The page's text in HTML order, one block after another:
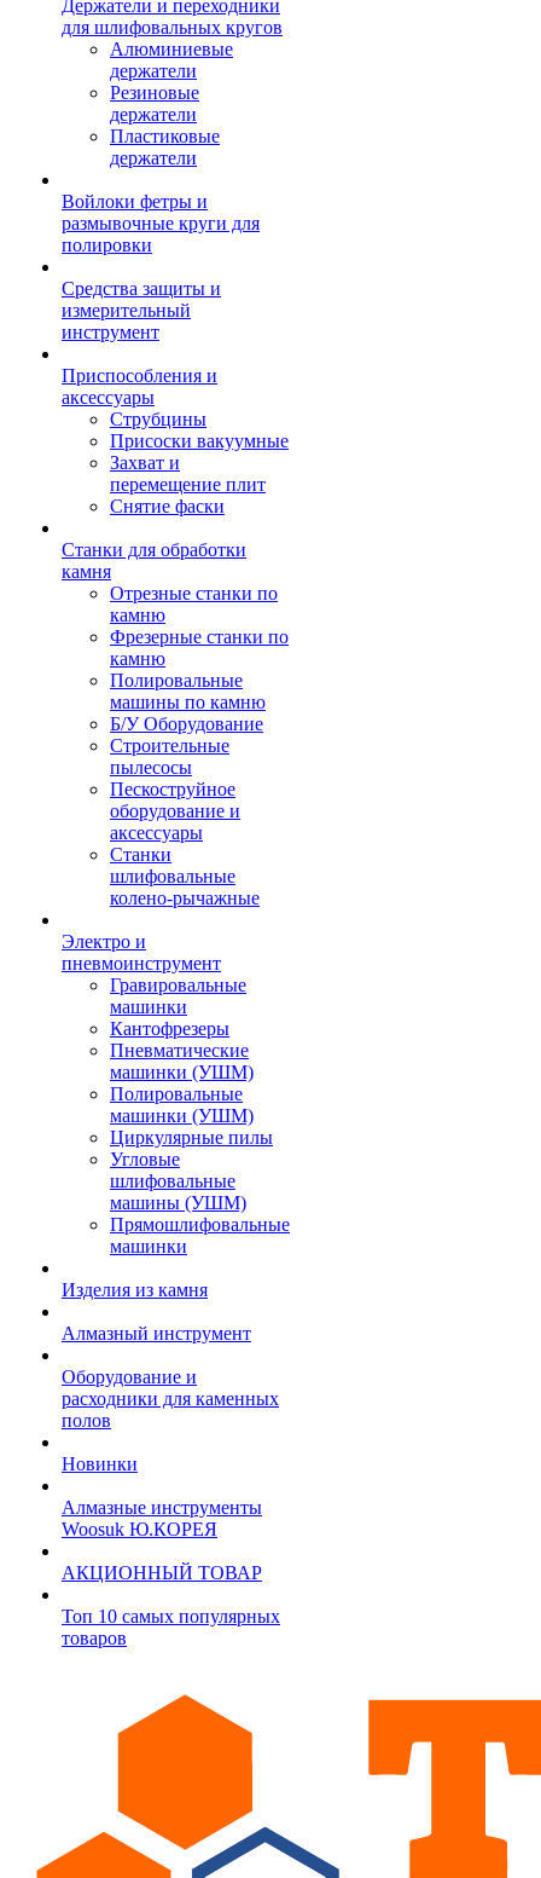
Держатели и переходники
для шлифовальных кругов
Алюминиевые
держатели
Резиновые
держатели
Пластиковые
держатели
Войлоки фетры и
размывочные круги для
полировки
Средства защиты и
измерительный
инструмент
Приспособления и
аксессуары
Струбцины
Присоски вакуумные
Захват и
перемещение плит
Снятие фаски
Станки для обработки
камня
Отрезные станки по
камню
Фрезерные станки по
камню
Полировальные
машины по камню
Б/У Оборудование
Строительные
пылесосы
Пескоструйное
оборудование и
аксессуары
Станки
шлифовальные
колено-рычажные
Электро и
пневмоинструмент
Гравировальные
машинки
Кантофрезеры
Пневматические
машинки (УШМ)
Полировальные
машинки (УШМ)
Циркулярные пилы
Угловые
шлифовальные
машины (УШМ)
Прямошлифовальные
машинки
Изделия из камня
Алмазный инструмент
Оборудование и
расходники для каменных
полов
Новинки
Алмазные инструменты
Woosuk Ю.КОРЕЯ
АКЦИОННЫЙ ТОВАР
Топ 10 самых популярных
товаров